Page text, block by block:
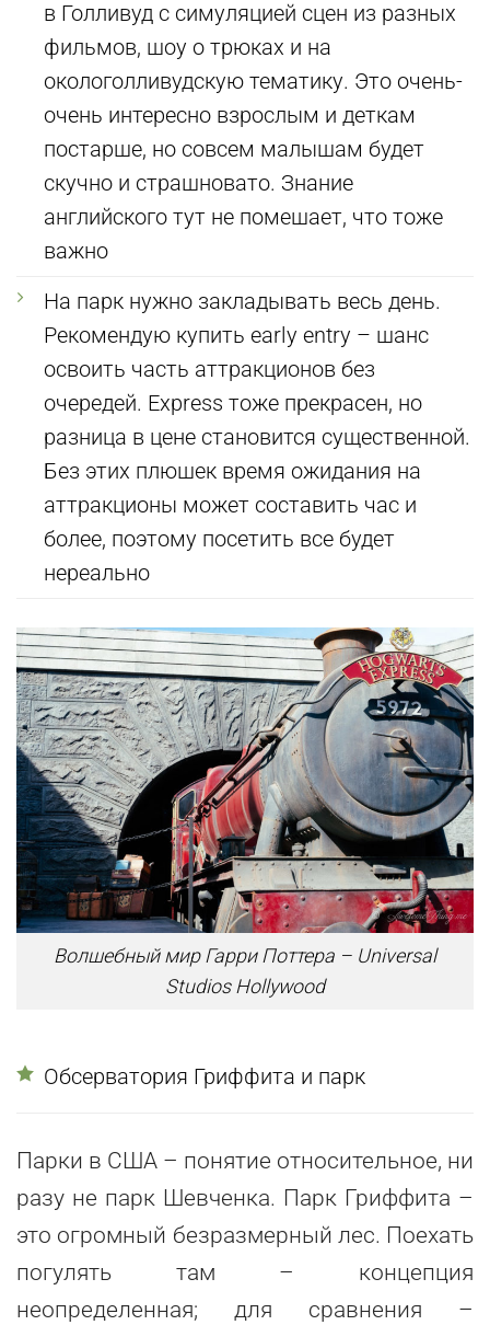
в Голливуд с симуляцией сцен из разных
фильмов, шоу о трюках и на
окологолливудскую тематику. Это очень-
очень интересно взрослым и деткам
постарше, но совсем малышам будет
скучно и страшновато. Знание
английского тут не помешает, что тоже
важно
На парк нужно закладывать весь день.
Рекомендую купить early entry – шанс
освоить часть аттракционов без
очередей. Express тоже прекрасен, но
разница в цене становится существенной.
Без этих плюшек время ожидания на
аттракционы может составить час и
более, поэтому посетить все будет
нереально
Волшебный мир Гарри Поттера – Universal
Studios Hollywood
Обсерватория Гриффита и парк
Парки в США – понятие относительное, ни
разу не парк Шевченка. Парк Гриффита –
это огромный безразмерный лес. Поехать
погулять там – концепция
неопределенная; для сравнения –